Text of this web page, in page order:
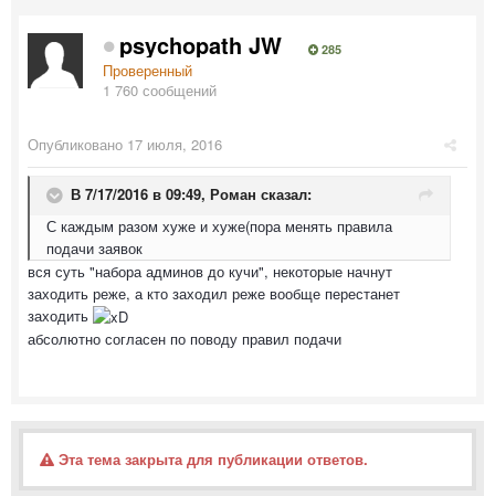
psychopath JW 285
Проверенный
1 760 сообщений
Опубликовано 17 июля, 2016
В 7/17/2016 в 09:49, Роман сказал:
С каждым разом хуже и хуже(пора менять правила
подачи заявок
вся суть "набора админов до кучи", некоторые начнут
заходить реже, а кто заходил реже вообще перестанет
заходить
абсолютно согласен по поводу правил подачи
Эта тема закрыта для публикации ответов.